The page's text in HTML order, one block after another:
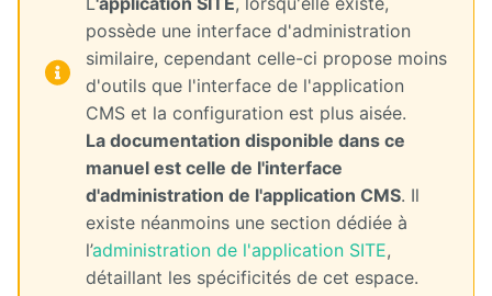
possède une interface d'administration
similaire, cependant celle-ci propose moins
d'outils que l'interface de l'application
CMS et la configuration est plus aisée.
La documentation disponible dans ce
manuel est celle de l'interface
d'administration de l'application CMS. Il
existe néanmoins une section dédiée à
l’administration de l'application SITE,
détaillant les spécificités de cet espace.